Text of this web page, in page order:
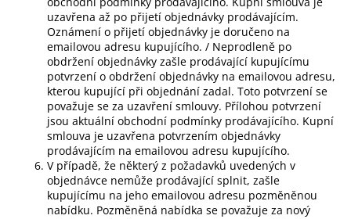
uzavřena až po přijetí objednávky prodávajícím.
Oznámení o přijetí objednávky je doručeno na
emailovou adresu kupujícího. / Neprodleně po
obdržení objednávky zašle prodávající kupujícímu
potvrzení o obdržení objednávky na emailovou adresu,
kterou kupující při objednání zadal. Toto potvrzení se
považuje se za uzavření smlouvy. Přílohou potvrzení
jsou aktuální obchodní podmínky prodávajícího. Kupní
smlouva je uzavřena potvrzením objednávky
prodávajícím na emailovou adresu kupujícího.
V případě, že některý z požadavků uvedených v
objednávce nemůže prodávající splnit, zašle
kupujícímu na jeho emailovou adresu pozměněnou
nabídku. Pozměněná nabídka se považuje za nový